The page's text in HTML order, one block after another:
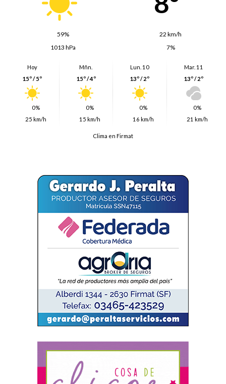
59%
22 km/h
1013 hPa
7%
Hoy
15º / 5º
0%
25 km/h
Mñn.
15º / 4º
0%
15 km/h
Lun. 10
13º / 2º
0%
16 km/h
Mar. 11
13º / 2º
0%
21 km/h
Clima en Firmat